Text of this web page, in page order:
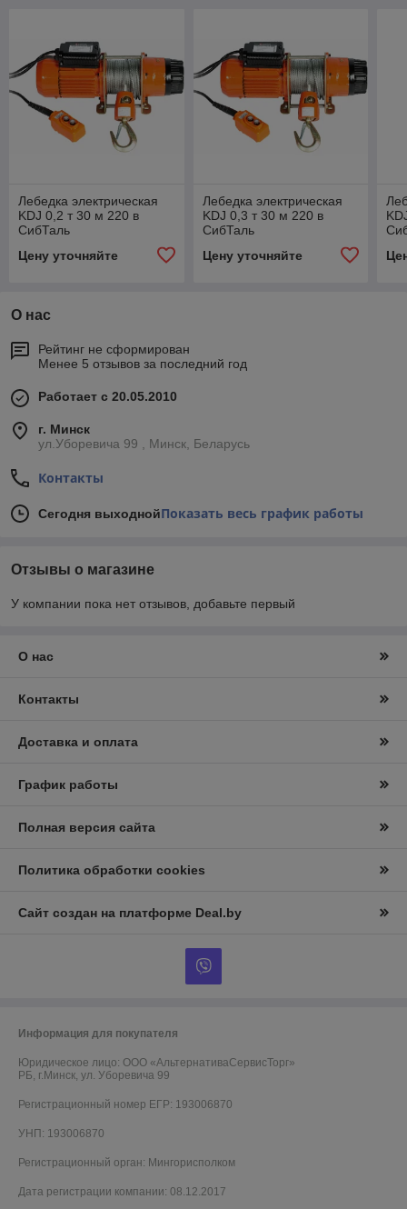
Лебедка электрическая
KDJ 0,2 т 30 м 220 в
СибТаль
Цену уточняйте
Лебедка электрическая
KDJ 0,3 т 30 м 220 в
СибТаль
Цену уточняйте
О нас
Рейтинг не сформирован
Менее 5 отзывов за последний год
Работает с 20.05.2010
г. Минск
ул.Уборевича 99 , Минск, Беларусь
Контакты
Сегодня выходнойПоказать весь график работы
Отзывы о магазине
У компании пока нет отзывов, добавьте первый
О нас
Контакты
Доставка и оплата
График работы
Полная версия сайта
Политика обработки cookies
Сайт создан на платформе Deal.by
Информация для покупателя
Юридическое лицо: ООО «АльтернативаСервисТорг»
РБ, г.Минск, ул. Уборевича 99
Регистрационный номер ЕГР: 193006870
УНП: 193006870
Регистрационный орган: Мингорисполком
Дата регистрации компании: 08.12.2017